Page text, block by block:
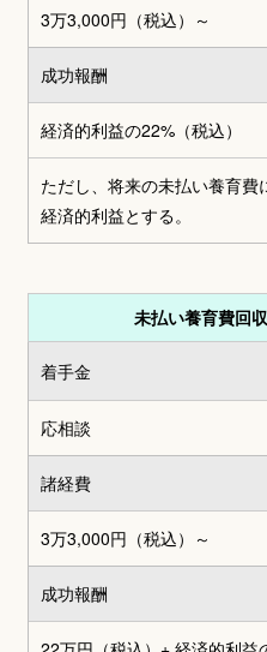
3万3,000円 （税込）～
成功報酬
経済的利益の22%（税込）
ただし、将来の未払い養育
経済的利益とする。
未払い養育費回
着手金
応相談
諸経費
3万3,000円 （税込）～
成功報酬